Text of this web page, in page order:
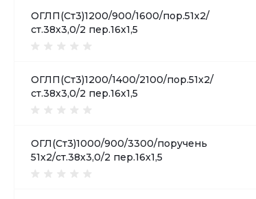
ОГЛП(Ст3)1200/900/1600/пор.51х2/
ст.38х3,0/2 пер.16х1,5
ОГЛП(Ст3)1200/1400/2100/пор.51х2/
ст.38х3,0/2 пер.16х1,5
ОГЛ(Ст3)1000/900/3300/поручень
51х2/ст.38х3,0/2 пер.16х1,5